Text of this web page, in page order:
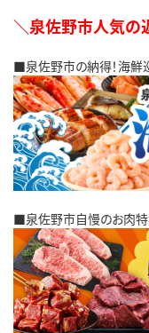
＼泉佐野市人気
■泉佐野市の納得！海鮮
■泉佐野市自慢のお肉